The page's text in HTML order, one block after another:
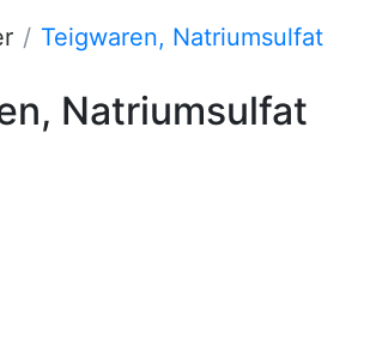
Teigwaren, Natriumsulfat
Natriumsulfat